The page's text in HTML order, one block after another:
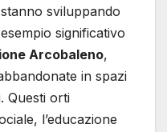
sviluppando
significativo
Arcobaleno,
in spazi
Questi orti
l’educazione